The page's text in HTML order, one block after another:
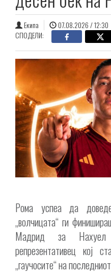
Екипа
07.08.2026 / 12:30
СПОДЕЛИ:
Рома успеа да
„волчицата“ ги
Мадрид за Нахуел
репрезентативец кој
„гаучосите“ на